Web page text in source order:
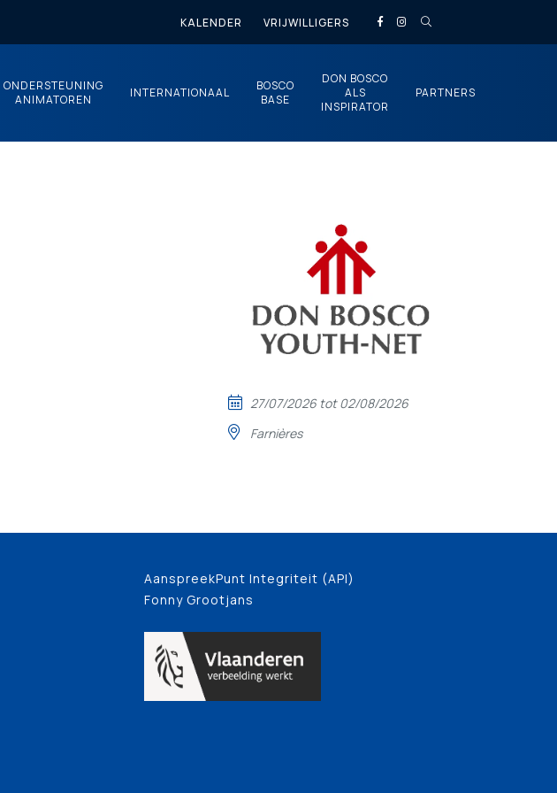
KALENDER VRIJWILLIGERS
ONDERSTEUNING
ANIMATOREN
INTERNATIONAAL
BOSCO
BASE
DON BOSCO
ALS
INSPIRATOR
PARTNERS
27/07/2026 tot 02/08/2026
Farnières
AanspreekPunt Integriteit (API)
Fonny Grootjans